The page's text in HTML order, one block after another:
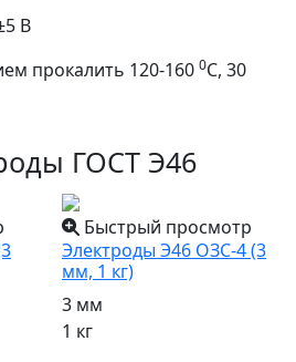
В
прокалить 120-160 0С, 30
ГОСТ Э46
Быстрый просмотр
Электроды Э46 ОЗС-4 (3
мм, 1 кг)
3 мм
1 кг